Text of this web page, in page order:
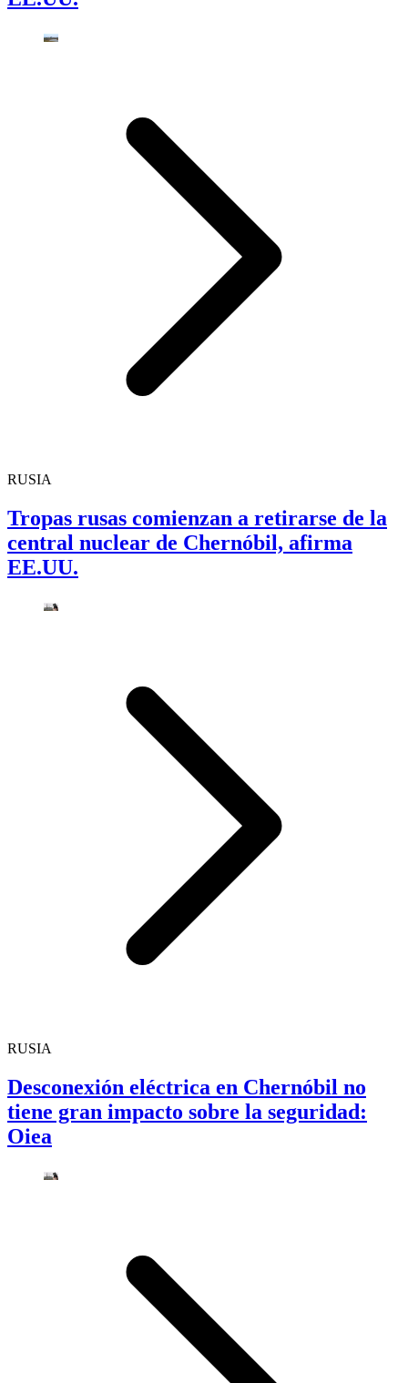
RUSIA
Tropas rusas comienzan a retirarse de la
central nuclear de Chernóbil, afirma
EE.UU.
RUSIA
Desconexión eléctrica en Chernóbil no
tiene gran impacto sobre la seguridad:
Oiea